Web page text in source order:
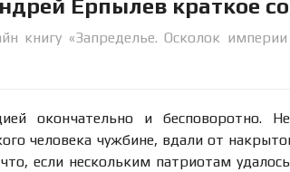
Ерпылев краткое
книгу «Запределье. Осколок
окончательно и бесповоротно.
человека чужбине, вдали от
если нескольким патриотам